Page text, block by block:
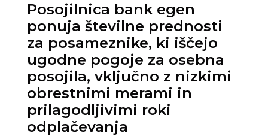
Posojilnica bank egen
ponuja številne prednosti
za posameznike, ki iščejo
ugodne pogoje za osebna
posojila, vključno z nizkimi
obrestnimi merami in
prilagodljivimi roki
odplačevanja